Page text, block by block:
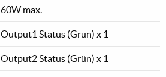
60W max.
Output1 Status (Grün) x 1
Output2 Status (Grün) x 1